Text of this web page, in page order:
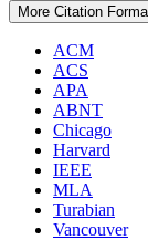
More Citation
ACM
ACS
APA
ABNT
Chicago
Harvard
IEEE
MLA
Turabian
Vancouver